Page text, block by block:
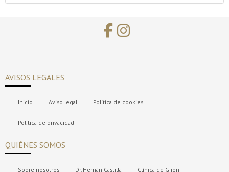
AVISOS LEGALES
Inicio Aviso legal Política de cookies
Política de privacidad
QUIÉNES SOMOS
Sobre nosotros Dr. Hernán Castilla Clínica de Gijón